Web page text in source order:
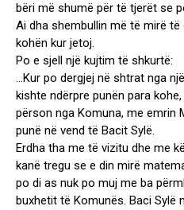
bëri më shumë për të tjerët se
Ai dha shembullin më të mirë
kohën kur jetoj.
Po e sjell një kujtim të shkurtë:
…Kur po dergjej në shtrat nga
kishte ndërpre punën para
përson nga Komuna, me emrin
punë në vend të Bacit Sylë.
Erdha tha me të vizitu dhe me
kanë tregu se e din mirë
po di as nuk po muj me ba
buxhetit të Komunës. Baci Sylë